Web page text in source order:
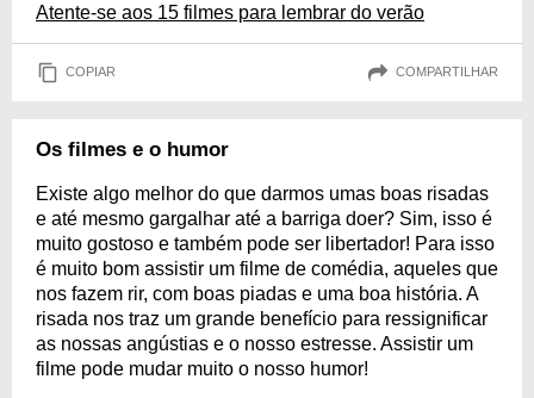
Atente-se aos 15 filmes para lembrar do verão
COPIAR COMPARTILHAR
Os filmes e o humor
Existe algo melhor do que darmos umas boas risadas
e até mesmo gargalhar até a barriga doer? Sim, isso é
muito gostoso e também pode ser libertador! Para isso
é muito bom assistir um filme de comédia, aqueles que
nos fazem rir, com boas piadas e uma boa história. A
risada nos traz um grande benefício para ressignificar
as nossas angústias e o nosso estresse. Assistir um
filme pode mudar muito o nosso humor!